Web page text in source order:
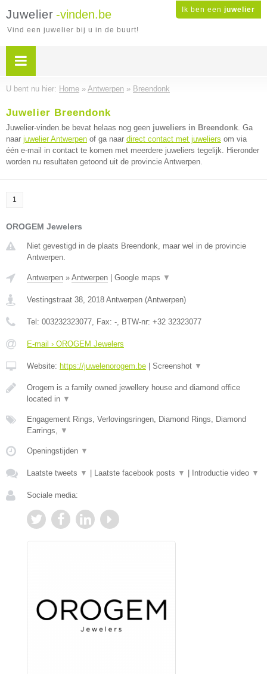
Ik ben een juwelier
Juwelier -vinden.be
Vind een juwelier bij u in de buurt!
U bent nu hier: Home » Antwerpen » Breendonk
Juwelier Breendonk
Juwelier-vinden.be bevat helaas nog geen juweliers in Breendonk. Ga
naar juwelier Antwerpen of ga naar direct contact met juweliers om via
één e-mail in contact te komen met meerdere juweliers tegelijk. Hieronder
worden nu resultaten getoond uit de provincie Antwerpen.
1
OROGEM Jewelers
Niet gevestigd in de plaats Breendonk, maar wel in de provincie
Antwerpen.
Antwerpen » Antwerpen Google maps ▼
Vestingstraat 38, 2018 Antwerpen (Antwerpen)
Tel: 003232323077, Fax: -, BTW-nr: +32 32323077
E-mail › OROGEM Jewelers
Website: https://juwelenorogem.be Screenshot ▼
Orogem is a family owned jewellery house and diamond office
located in ▼
Engagement Rings, Verlovingsringen, Diamond Rings, Diamond
Earrings, ▼
Openingstijden ▼
Laatste tweets ▼ Laatste facebook posts ▼ Introductie video ▼
Sociale media: